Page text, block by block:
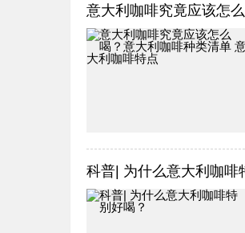
意大利咖啡究竟应该怎
科普| 为什么意大利咖啡